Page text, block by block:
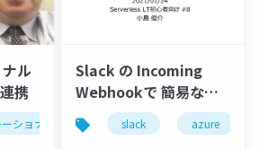
ル
携
ーショナルデータベース sqlite
Slack の Incoming
Webhookで 簡易なフ
ィードバック管理
slack azure